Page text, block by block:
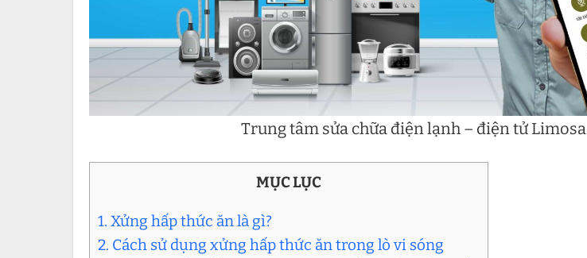
Trung tâm sửa chữa điện lạnh – điện tử Limosa
MỤC LỤC
1. Xửng hấp thức ăn là gì?
2. Cách sử dụng xửng hấp thức ăn trong lò vi sóng